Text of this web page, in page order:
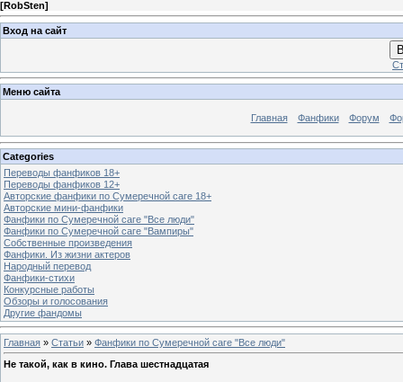
[RobSten]
Вход на сайт
Меню сайта
Главная Фанфики Форум
Categories
Переводы фанфиков 18+
Переводы фанфиков 12+
Авторские фанфики по Сумеречной саге 18+
Авторские мини-фанфики
Фанфики по Сумеречной саге "Все люди"
Фанфики по Сумеречной саге "Вампиры"
Собственные произведения
Фанфики. Из жизни актеров
Народный перевод
Фанфики-стихи
Конкурсные работы
Обзоры и голосования
Другие фандомы
Главная » Статьи » Фанфики по Сумеречной саге "Все люди"
Не такой, как в кино. Глава шестнадцатая